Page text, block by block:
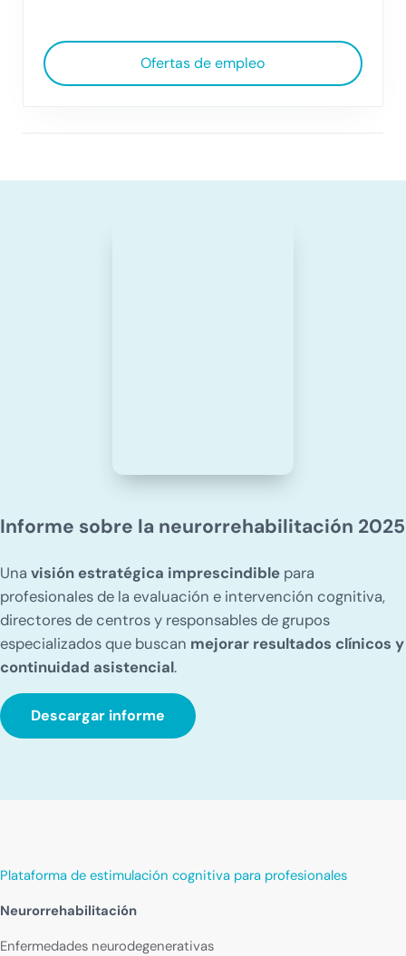
Ofertas de empleo
Informe sobre la neurorrehabilitación 2025
Unavisión estratégica imprescindible para
profesionales de la evaluación e intervención cognitiva,
directores de centros y responsables de grupos
especializados que buscan mejorar resultados clínicos y
continuidad asistencial.
Descargar informe
Plataforma de estimulación cognitiva para profesionales
Neurorrehabilitación
Enfermedades neurodegenerativas